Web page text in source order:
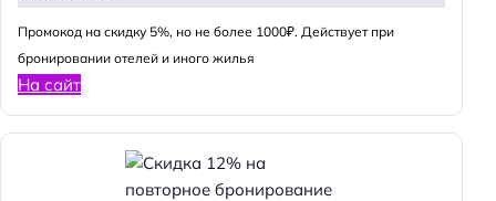
Промокод на скидку 5%, но не более 1000₽. Действует при
бронировании отелей и иного жилья
На сайт